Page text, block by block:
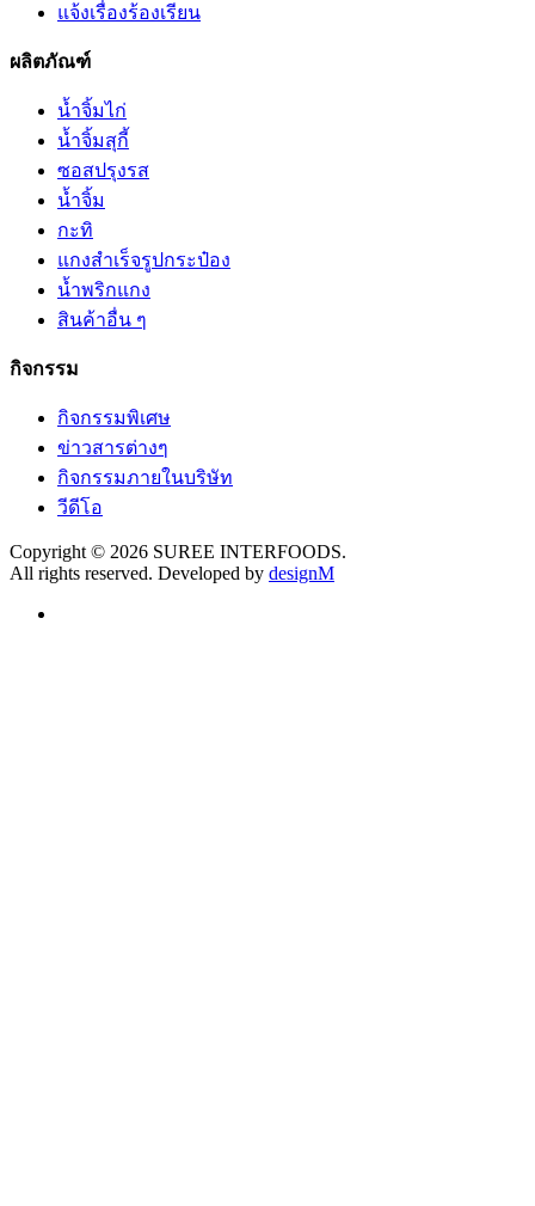
แจ้งเรื่องร้องเรียน
ผลิตภัณฑ์
น้ำจิ้มไก่
น้ำจิ้มสุกี้
ซอสปรุงรส
น้ำจิ้ม
กะทิ
แกงสำเร็จรูปกระป๋อง
น้ำพริกแกง
สินค้าอื่น ๆ
กิจกรรม
กิจกรรมพิเศษ
ข่าวสารต่างๆ
กิจกรรมภายในบริษัท
วีดีโอ
Copyright © 2026 SUREE INTERFOODS.
All rights reserved. Developed by designM